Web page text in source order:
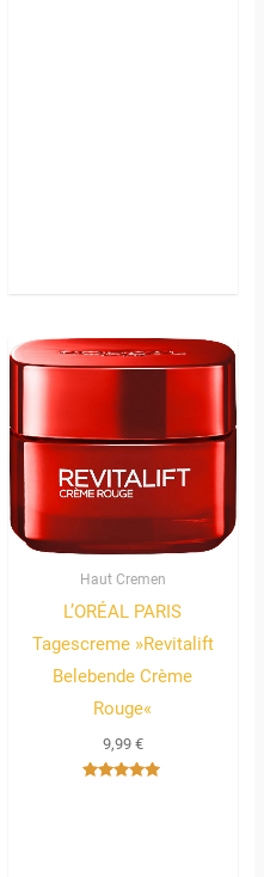
Haut Cremen
L’ORÉAL PARIS
Tagescreme »Revitalift
Belebende Crème
Rouge«
9,99 €